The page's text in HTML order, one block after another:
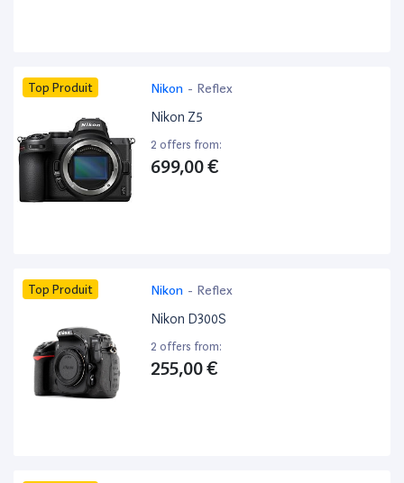
Top Produit Nikon - Reflex
Nikon Z5
2 offers from:
699,00 €
Top Produit Nikon - Reflex
Nikon D300S
2 offers from:
255,00 €